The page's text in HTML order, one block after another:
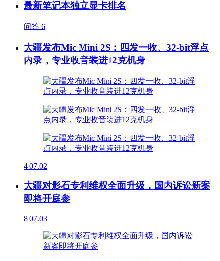
最新笔记本独立显卡排名
问答 6
大疆发布Mic Mini 2S：四发一收、32-bit浮点
内录，专业收音装进12克机身
4 07.02
大疆对影石专利维权全面升级，国内诉讼新案
即将开庭参
8 07.03